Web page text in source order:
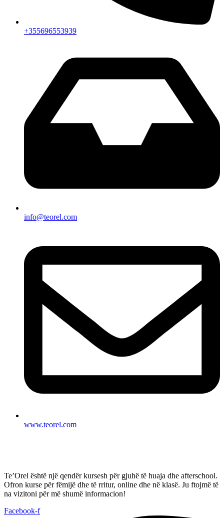
+355696553939
info@teorel.com
www.teorel.com
Te’Orel është një qendër kursesh për gjuhë të huaja dhe afterschool.
Ofron kurse për fëmijë dhe të rritur, online dhe në klasë. Ju ftojmë të
na vizitoni për më shumë informacion!
Facebook-f